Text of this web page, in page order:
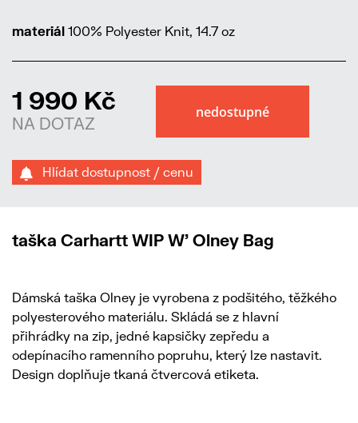
materiál 100% Polyester Knit, 14.7 oz
1 990 Kč
NA DOTAZ
Hlídat dostupnost / cenu
taška Carhartt WIP W' Olney Bag
Dámská taška Olney je vyrobena z podšitého, těžkého
polyesterového materiálu. Skládá se z hlavní
přihrádky na zip, jedné kapsičky zepředu a
odepínacího ramenního popruhu, který lze nastavit.
Design doplňuje tkaná čtvercová etiketa.